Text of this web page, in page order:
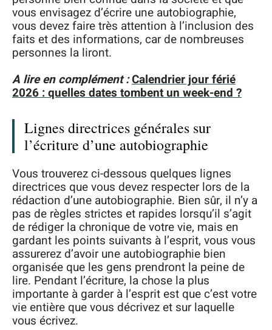
vous envisagez d’écrire une autobiographie,
vous devez faire très attention à l’inclusion des
faits et des informations, car de nombreuses
personnes la liront.
A lire en complément :Calendrier jour férié
2026 : quelles dates tombent un week-end ?
Lignes directrices générales sur
l’écriture d’une autobiographie
Vous trouverez ci-dessous quelques lignes
directrices que vous devez respecter lors de la
rédaction d’une autobiographie. Bien sûr, il n’y a
pas de règles strictes et rapides lorsqu’il s’agit
de rédiger la chronique de votre vie, mais en
gardant les points suivants à l’esprit, vous vous
assurerez d’avoir une autobiographie bien
organisée que les gens prendront la peine de
lire. Pendant l’écriture, la chose la plus
importante à garder à l’esprit est que c’est votre
vie entière que vous décrivez et sur laquelle
vous écrivez.